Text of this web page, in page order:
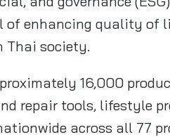
of enhancing quality of
Thai society.
16,000
repair tools, lifestyle
across all 77